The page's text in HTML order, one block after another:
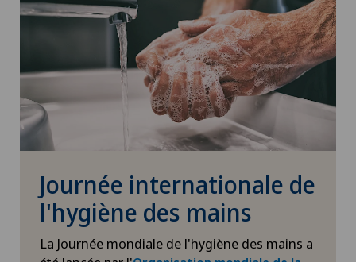
Journée internationale de
l'hygiène des mains
La Journée mondiale de l'hygiène des mains a